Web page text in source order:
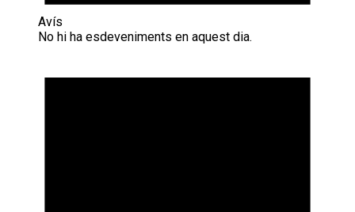
Avís
No hi ha esdeveniments en aquest dia.